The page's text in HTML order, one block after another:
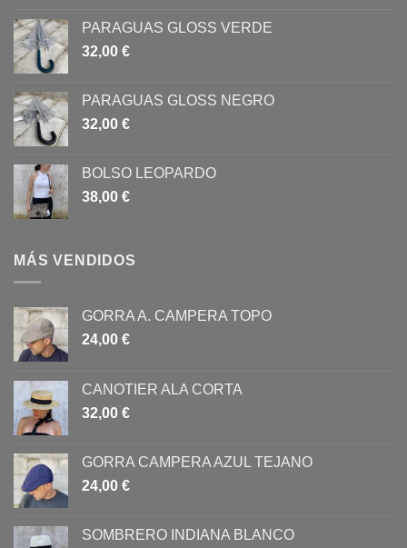
producto
PARAGUAS GLOSS VERDE
32,00 €
PARAGUAS GLOSS NEGRO
32,00 €
BOLSO LEOPARDO
38,00 €
MÁS VENDIDOS
GORRA A. CAMPERA TOPO
24,00 €
CANOTIER ALA CORTA
32,00 €
GORRA CAMPERA AZUL TEJANO
24,00 €
SOMBRERO INDIANA BLANCO